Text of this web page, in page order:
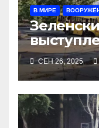
В МИРЕ
закрыли
рубеж
СЕН 26, 2025